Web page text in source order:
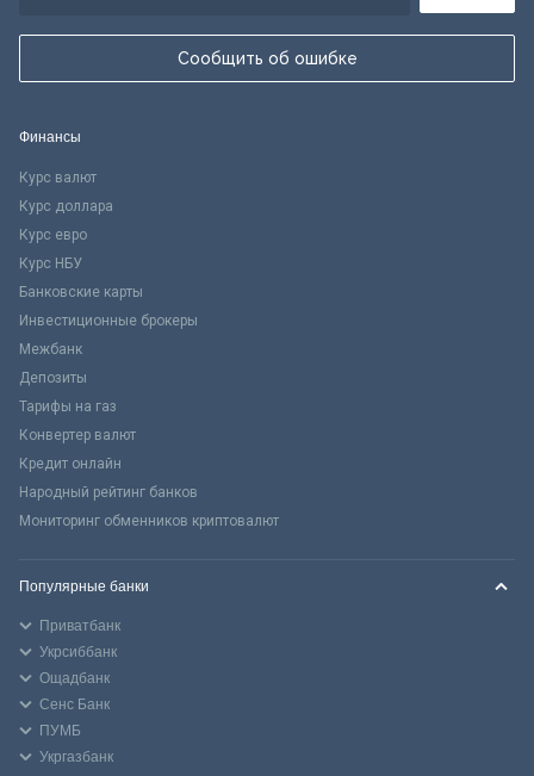
Сообщить об ошибке
Финансы
Курс валют
Курс доллара
Курс евро
Курс НБУ
Банковские карты
Инвестиционные брокеры
Межбанк
Депозиты
Тарифы на газ
Конвертер валют
Кредит онлайн
Народный рейтинг банков
Мониторинг обменников криптовалют
Популярные банки
Приватбанк
Укрсиббанк
Ощадбанк
Сенс Банк
ПУМБ
Укргазбанк